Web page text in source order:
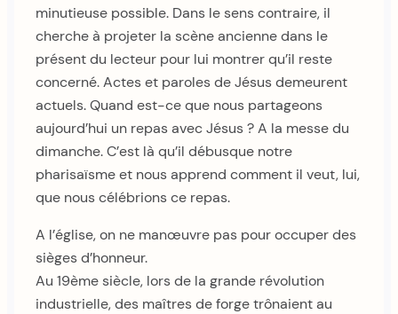
minutieuse possible. Dans le sens contraire, il
cherche à projeter la scène ancienne dans le
présent du lecteur pour lui montrer qu’il reste
concerné. Actes et paroles de Jésus demeurent
actuels. Quand est-ce que nous partageons
aujourd’hui un repas avec Jésus ? A la messe du
dimanche. C’est là qu’il débusque notre
pharisaïsme et nous apprend comment il veut, lui,
que nous célébrions ce repas.
A l’église, on ne manœuvre pas pour occuper des
sièges d’honneur.
Au 19ème siècle, lors de la grande révolution
industrielle, des maîtres de forge trônaient au